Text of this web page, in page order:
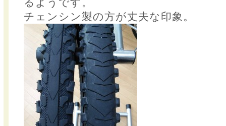
チェンシン製の方が丈夫な印象。